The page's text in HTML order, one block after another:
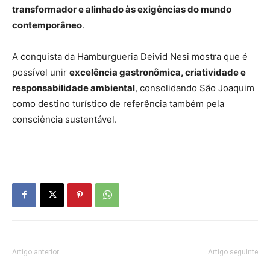
transformador e alinhado às exigências do mundo
contemporâneo.
A conquista da Hamburgueria Deivid Nesi mostra que é
possível unir excelência gastronômica, criatividade e
responsabilidade ambiental, consolidando São Joaquim
como destino turístico de referência também pela
consciência sustentável.
Artigo anterior Artigo seguinte